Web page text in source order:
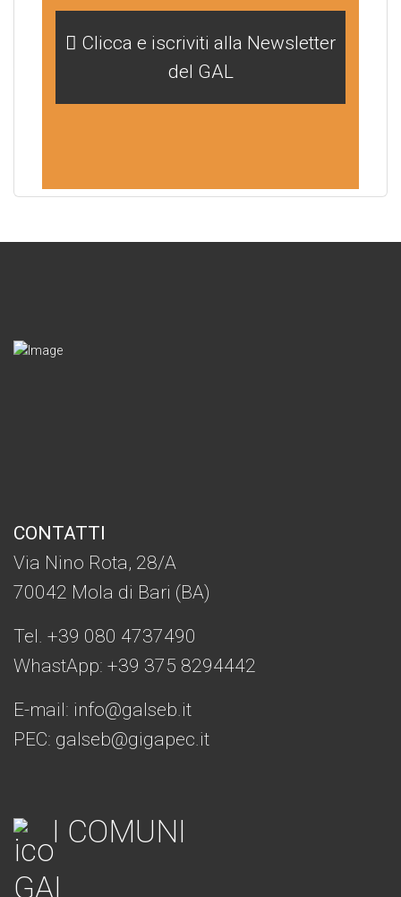
Clicca e iscriviti alla Newsletter
del GAL
CONTATTI
Via Nino Rota, 28/A
70042 Mola di Bari (BA)
Tel. +39 080 4737490
WhastApp: +39 375 8294442
E-mail: info@galseb.it
PEC: galseb@gigapec.it
I COMUNI